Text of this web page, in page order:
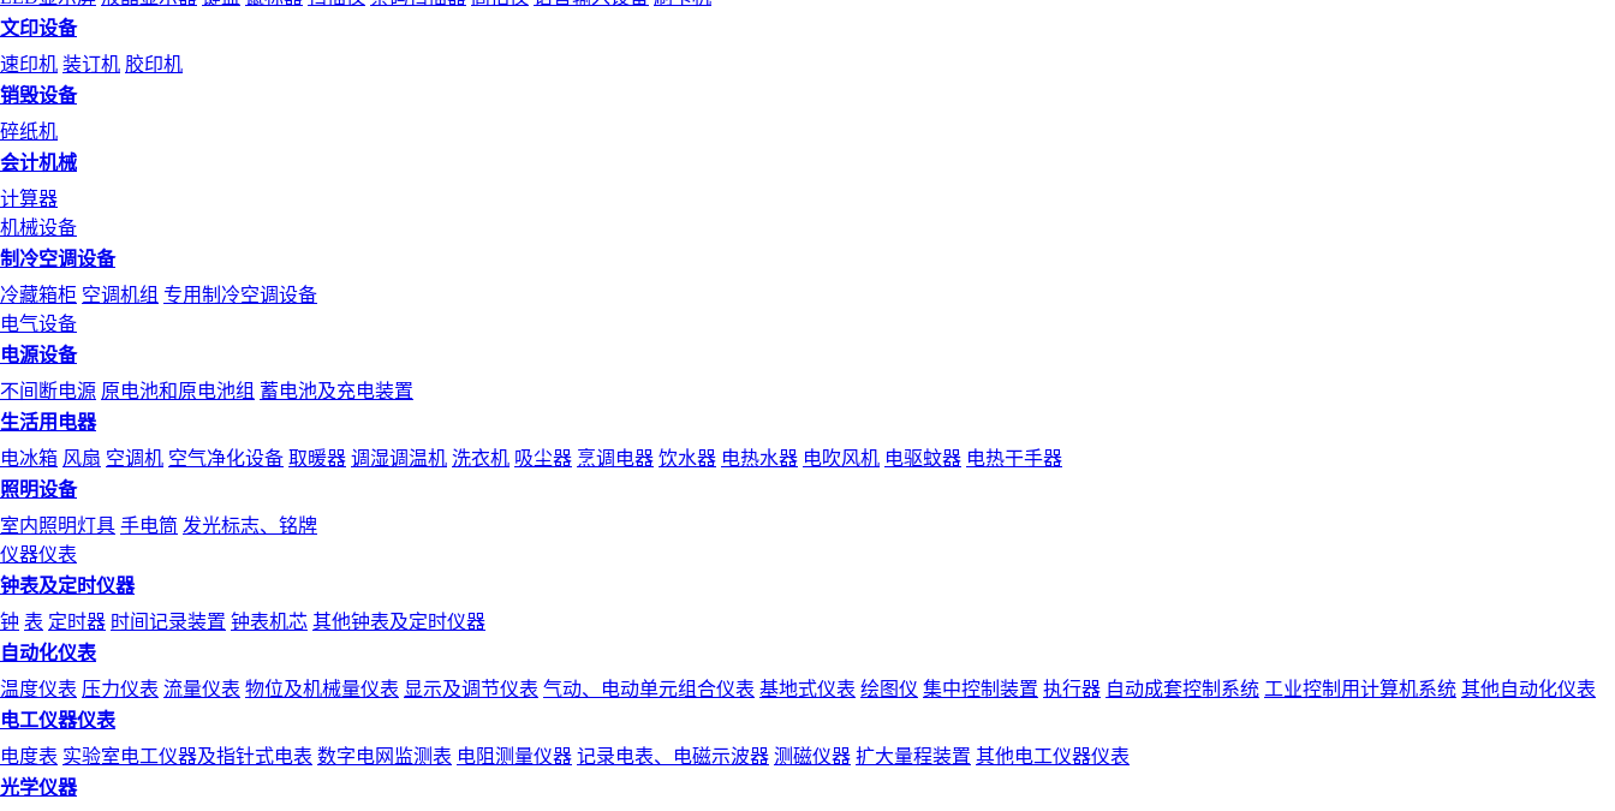
文印设备
速印机 装订机 胶印机
销毁设备
碎纸机
会计机械
计算器
机械设备
制冷空调设备
冷藏箱柜 空调机组 专用制冷空调设备
电气设备
电源设备
不间断电源 原电池和原电池组 蓄电池及充电装置
生活用电器
电冰箱 风扇 空调机 空气净化设备 取暖器 调湿调温机 洗衣机 吸尘器 烹调电器 饮水器 电热水器 电吹风机 电驱蚊器 电热干手器
照明设备
室内照明灯具 手电筒 发光标志、铭牌
仪器仪表
钟表及定时仪器
钟 表 定时器 时间记录装置 钟表机芯 其他钟表及定时仪器
自动化仪表
温度仪表 压力仪表 流量仪表 物位及机械量仪表 显示及调节仪表 气动、电动单元组合仪表 基地式仪表 绘图仪 集中控制装置 执行器 自动成套控制系统 工业控制用计算机系统 其他自动化仪表
电工仪器仪表
电度表 实验室电工仪器及指针式电表 数字电网监测表 电阻测量仪器 记录电表、电磁示波器 测磁仪器 扩大量程装置 其他电工仪器仪表
光学仪器